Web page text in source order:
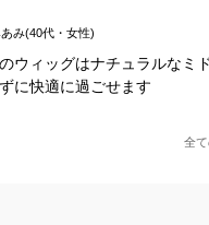
み(40代・女性)
ウィッグはナチュラルなミ
に快適に過ごせます
全